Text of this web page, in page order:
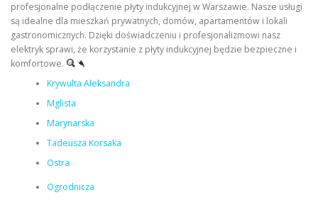
profesjonalne podłączenie płyty indukcyjnej w Warszawie. Nasze usługi
są idealne dla mieszkań prywatnych, domów, apartamentów i lokali
gastronomicznych. Dzięki doświadczeniu i profesjonalizmowi nasz
elektryk sprawi, że korzystanie z płyty indukcyjnej będzie bezpieczne i
komfortowe.
Krywulta Aleksandra
Mglista
Marynarska
Tadeusza Korsaka
Ostra
Ogrodnicza